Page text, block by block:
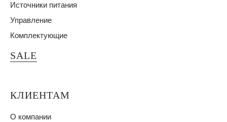
Источники питания
Управление
Комплектующие
SALE
КЛИЕНТАМ
О компании